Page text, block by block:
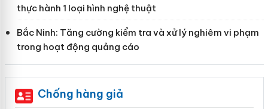
thực hành 1 loại hình nghệ thuật
Bắc Ninh: Tăng cường kiểm tra và xử lý nghiêm vi phạm
trong hoạt động quảng cáo
Chống hàng giả